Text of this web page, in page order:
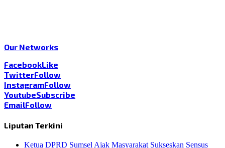
Our Networks
FacebookLike
TwitterFollow
InstagramFollow
YoutubeSubscribe
EmailFollow
Liputan Terkini
Ketua DPRD Sumsel Ajak Masyarakat Sukseskan Sensus